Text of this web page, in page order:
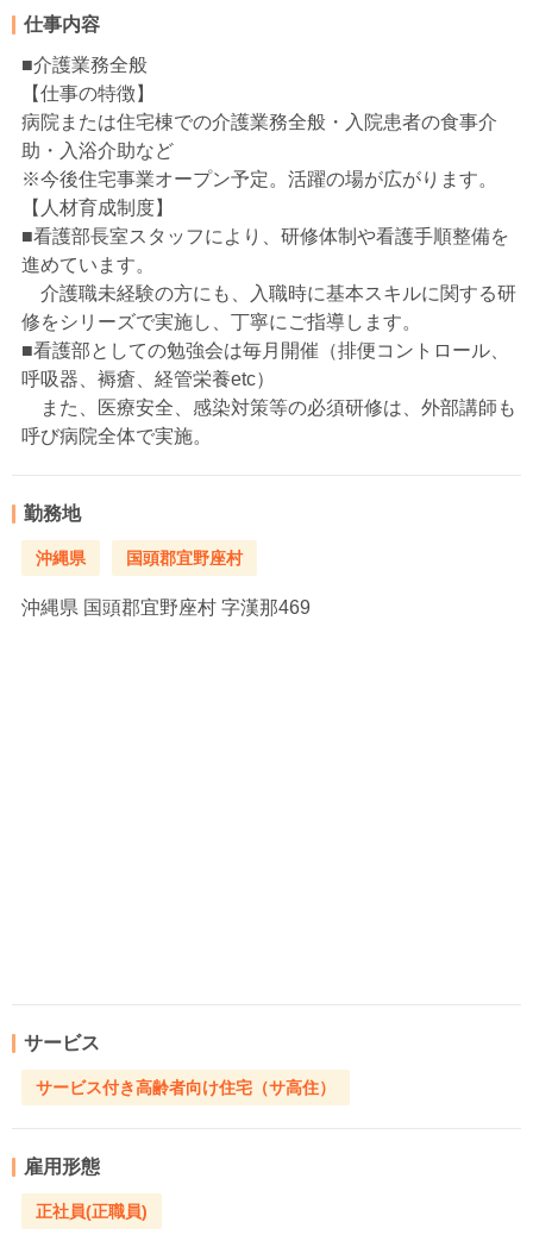
仕事内容
■介護業務全般
【仕事の特徴】
病院または住宅棟での介護業務全般・入院患者の食事介
助・入浴介助など
※今後住宅事業オープン予定。活躍の場が広がります。
【人材育成制度】
■看護部長室スタッフにより、研修体制や看護手順整備を
進めています。
介護職未経験の方にも、入職時に基本スキルに関する研
修をシリーズで実施し、丁寧にご指導します。
■看護部としての勉強会は毎月開催（排便コントロール、
呼吸器、褥瘡、経管栄養etc）
また、医療安全、感染対策等の必須研修は、外部講師も
呼び病院全体で実施。
勤務地
沖縄県 国頭郡宜野座村
沖縄県 国頭郡宜野座村 字漢那469
サービス
サービス付き高齢者向け住宅（サ高住）
雇用形態
正社員(正職員)